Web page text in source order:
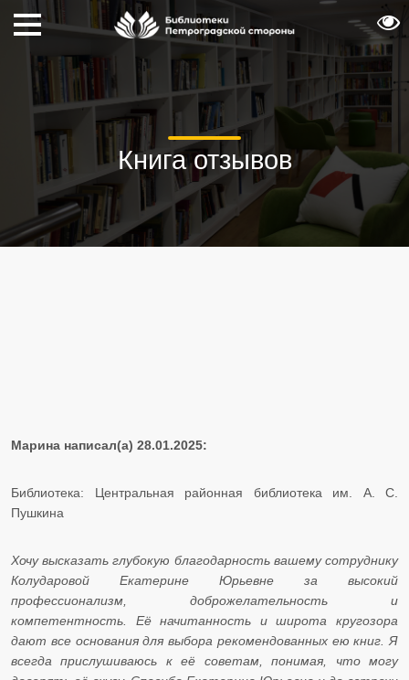
Книга отзывов
Марина написал(а) 28.01.2025:
Библиотека: Центральная районная библиотека им. А. С.
Пушкина
Хочу высказать глубокую благодарность вашему сотруднику
Колударовой Екатерине Юрьевне за высокий
профессионализм, доброжелательность и
компетентность. Её начитанность и широта кругозора
дают все основания для выбора рекомендованных ею книг. Я
всегда прислушиваюсь к её советам, понимая, что могу